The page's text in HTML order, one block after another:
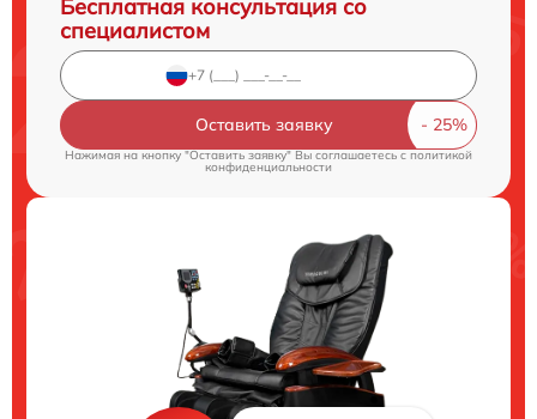
Бесплатная консультация со
специалистом
Оставить заявку
Нажимая на кнопку "Оставить заявку" Вы соглашаетесь cполитикой
конфиденциальности